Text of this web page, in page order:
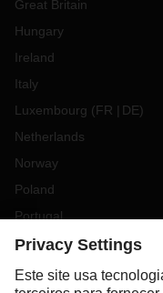
Great Britain
Hungary
Ireland
Italy
Luxembourg (FR DE)
Netherlands
Norway
Poland
Portugal
Romania
Slovakia